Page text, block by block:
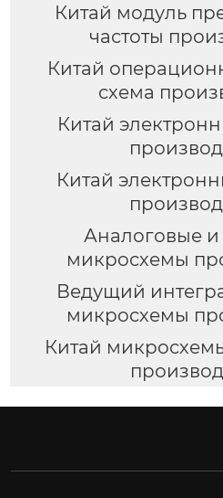
Китай модуль
частоты
Китай
схема
Китай
Китай
Аналоговые
микросхемы
Ведущий
микросхемы
Китай